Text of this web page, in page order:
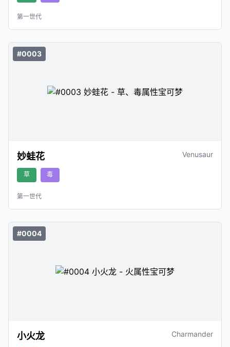
第一世代
#0003
妙蛙花 Venusaur
草 毒
第一世代
#0004
小火龙 Charmander